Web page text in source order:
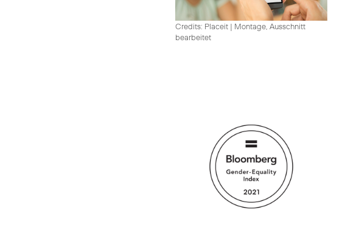
Credits: Placeit | Montage, Ausschnitt
bearbeitet